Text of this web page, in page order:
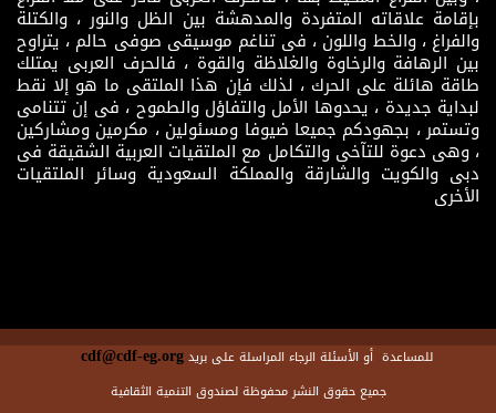
بإقامة علاقاته المتفردة والمدهشة بين الظل والنور ، والكتلة
والفراغ ، والخط واللون ، فى تناغم موسيقى صوفى حالم ، يتراوح
بين الرهافة والرخاوة والغلاظة والقوة ، فالحرف العربى يمتلك
طاقة هائلة على الحرك ، لذلك فإن هذا الملتقى ما هو إلا نقط
لبداية جديدة ، يحدوها الأمل والتفاؤل والطموح ، فى إن تتنامى
وتستمر ، بجهودكم جميعا ضيوفا ومسئولين ، مكرمين ومشاركين
، وهى دعوة للتآخى والتكامل مع الملتقيات العربية الشقيقة فى
دبى والكويت والشارقة والمملكة السعودية وسائر الملتقيات
الأخرى
للمساعدة أو الأسئلة الرجاء المراسلة على بريدcdf@cdf-eg.org
جميع حقوق النشر محفوظة لصندوق التنمية الثقافية